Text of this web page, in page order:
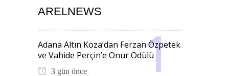
ARELNEWS
Adana Altın Koza’dan Ferzan Özpetek
ve Vahide Perçin’e Onur Ödülü
3 gün önce